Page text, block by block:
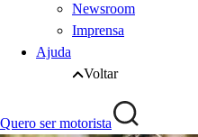
Newsroom
Imprensa
Ajuda
Voltar
Quero ser motorista